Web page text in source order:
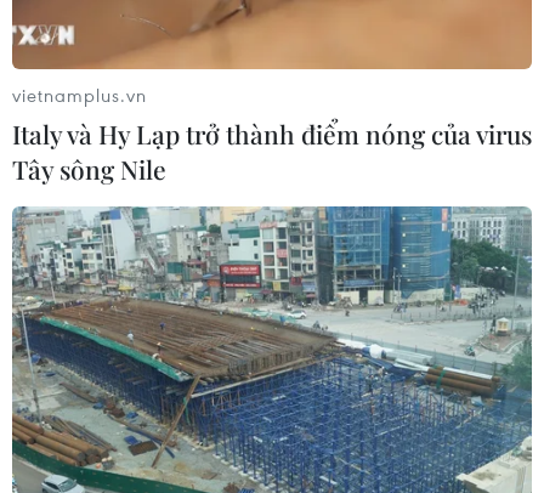
vietnamplus.vn
Italy và Hy Lạp trở thành điểm nóng của virus
Tây sông Nile